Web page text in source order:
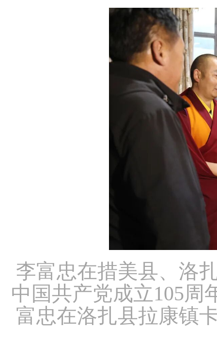
李富忠在措美县、洛
中国共产党成立105周
富忠在洛扎县拉康镇